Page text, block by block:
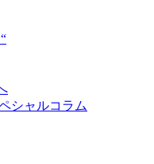
シャルコラム